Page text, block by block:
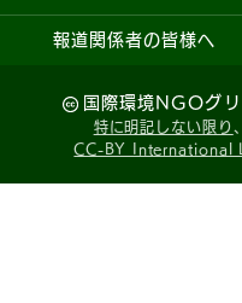
報道関係者の皆様へ
国際環境NGOグ
特に明記しない限り
CC-BY International